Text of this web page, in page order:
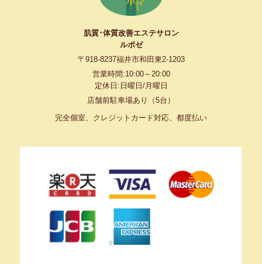
肌質･体質改善エステサロン
ルポゼ
〒918-8237福井市和田東2-1203
営業時間:10:00～20:00
定休日:日曜日/月曜日
店舗前駐車場あり（5台）
完全個室、クレジットカード対応、都度払い